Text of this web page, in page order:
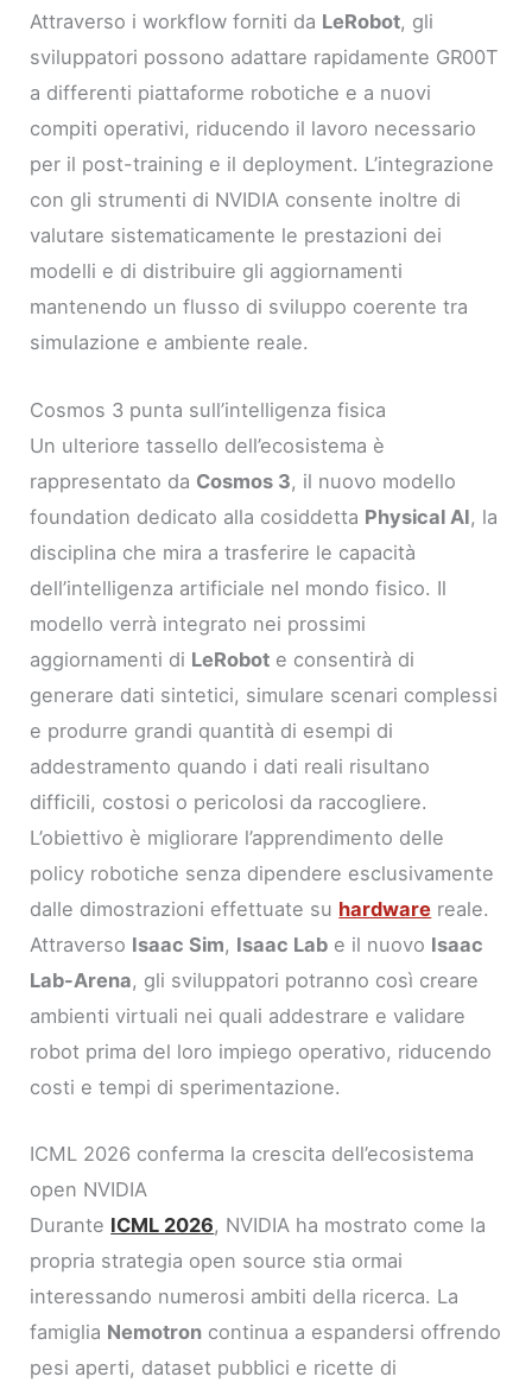
Attraverso i workflow forniti da LeRobot, gli
sviluppatori possono adattare rapidamente GR00T
a differenti piattaforme robotiche e a nuovi
compiti operativi, riducendo il lavoro necessario
per il post-training e il deployment. L’integrazione
con gli strumenti di NVIDIA consente inoltre di
valutare sistematicamente le prestazioni dei
modelli e di distribuire gli aggiornamenti
mantenendo un flusso di sviluppo coerente tra
simulazione e ambiente reale.
Cosmos 3 punta sull’intelligenza fisica
Un ulteriore tassello dell’ecosistema è
rappresentato da Cosmos 3, il nuovo modello
foundation dedicato alla cosiddetta Physical AI, la
disciplina che mira a trasferire le capacità
dell’intelligenza artificiale nel mondo fisico. Il
modello verrà integrato nei prossimi
aggiornamenti di LeRobot e consentirà di
generare dati sintetici, simulare scenari complessi
e produrre grandi quantità di esempi di
addestramento quando i dati reali risultano
difficili, costosi o pericolosi da raccogliere.
L’obiettivo è migliorare l’apprendimento delle
policy robotiche senza dipendere esclusivamente
dalle dimostrazioni effettuate su hardware reale.
Attraverso Isaac Sim, Isaac Lab e il nuovo Isaac
Lab-Arena, gli sviluppatori potranno così creare
ambienti virtuali nei quali addestrare e validare
robot prima del loro impiego operativo, riducendo
costi e tempi di sperimentazione.
ICML 2026 conferma la crescita dell’ecosistema
open NVIDIA
Durante ICML 2026, NVIDIA ha mostrato come la
propria strategia open source stia ormai
interessando numerosi ambiti della ricerca. La
famiglia Nemotron continua a espandersi offrendo
pesi aperti, dataset pubblici e ricette di